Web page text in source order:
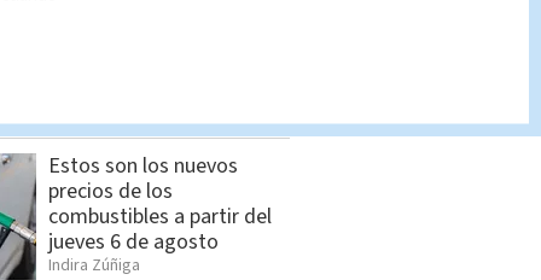
Influencer mexicano es
Estos son los nuevos
precios de los
combustibles a partir del
jueves 6 de agosto
Indira Zúñiga